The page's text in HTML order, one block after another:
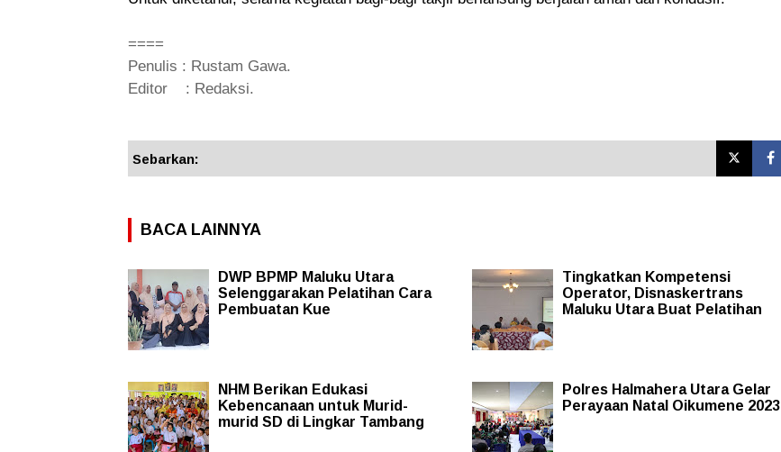
====
Penulis : Rustam Gawa.
Editor : Redaksi.
Sebarkan:
BACA LAINNYA
DWP BPMP Maluku Utara
Selenggarakan Pelatihan Cara
Pembuatan Kue
Tingkatkan Kompetensi
Operator, Disnaskertrans
Maluku Utara Buat Pelatihan
NHM Berikan Edukasi
Kebencanaan untuk Murid-
murid SD di Lingkar Tambang
Polres Halmahera Utara Gelar
Perayaan Natal Oikumene 2023